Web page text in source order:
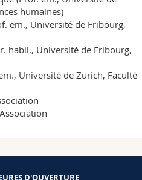
humaines)
em., Université de Fribourg,
habil., Université de Fribourg,
Université de Zurich, Faculté
D'OUVERTURE